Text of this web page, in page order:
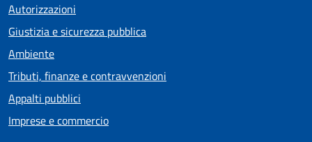
Autorizzazioni
Giustizia e sicurezza pubblica
Ambiente
Tributi, finanze e contravvenzioni
Appalti pubblici
Imprese e commercio